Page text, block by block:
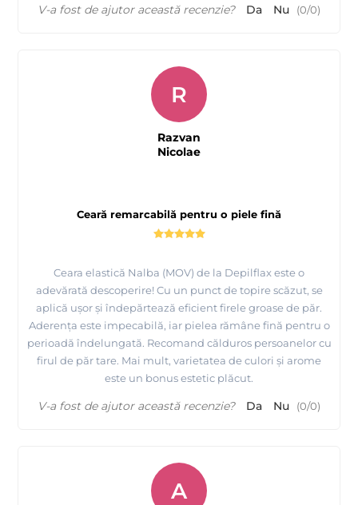
premium - Depilflax
Tutorial epilare axila cu ceara elasica cu punct de
topire scazut - Depilflax
V-a fost de ajutor această recenzie? Da Nu (0/0)
Ceară remarcabilă pentru o piele fină
Ceara elastică Nalba (MOV) de la Depilflax este o
adevărată descoperire! Cu un punct de topire scăzut, se
aplică ușor și îndepărtează eficient firele groase de păr.
Aderența este impecabilă, iar pielea rămâne fină pentru o
perioadă îndelungată. Recomand călduros persoanelor cu
firul de păr tare. Mai mult, varietatea de culori și arome
este un bonus estetic plăcut.
R
Razvan
Nicolae
V-a fost de ajutor această recenzie? Da Nu (0/0)
A